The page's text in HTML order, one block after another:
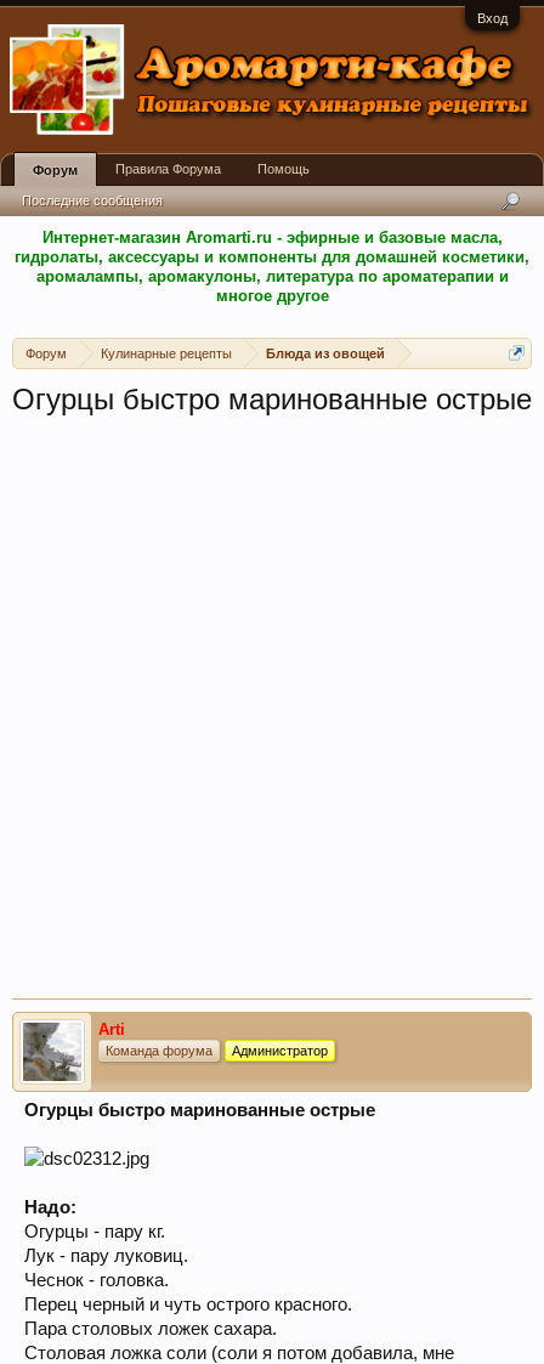
Вход
Интернет-магазин Aromarti.ru - эфирные и базовые масла,
гидролаты, аксессуары и компоненты для домашней косметики,
аромалампы, аромакулоны, литература по ароматерапии и
многое другое
Форум Кулинарные рецепты Блюда из овощей
Огурцы быстро маринованные острые
Arti
Команда форума Администратор
Огурцы быстро маринованные острые
Надо:
Огурцы - пару кг.
Лук - пару луковиц.
Чеснок - головка.
Перец черный и чуть острого красного.
Пара столовых ложек сахара.
Столовая ложка соли (соли я потом добавила, мне
Форум
Последние сообщения
Правила Форума Помощь